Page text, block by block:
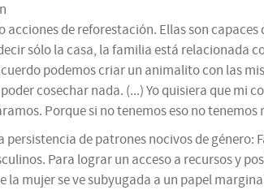
acciones de reforestación. Ellas son
sólo la casa, la familia está relacionada
podemos criar un animalito con las
cosechar nada. (...) Yo quisiera que mi
Porque si no tenemos eso no tenemos
persistencia de patrones nocivos de
Para lograr un acceso a recursos y
la mujer se ve subyugada a un papel